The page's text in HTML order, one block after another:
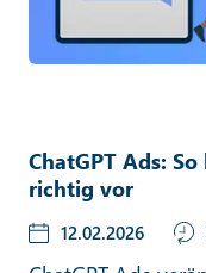
ChatGPT Ads:
richtig vor
12.02.2026